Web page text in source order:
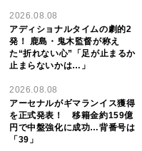
2026.08.08
アディショナルタイムの劇的2
発！ 鹿島・鬼木監督が称え
た“折れない心”「足が止まるか
止まらないかは…」
2026.08.08
アーセナルがギマランイス獲得
を正式発表！ 移籍金約159億
円で中盤強化に成功…背番号は
「39」